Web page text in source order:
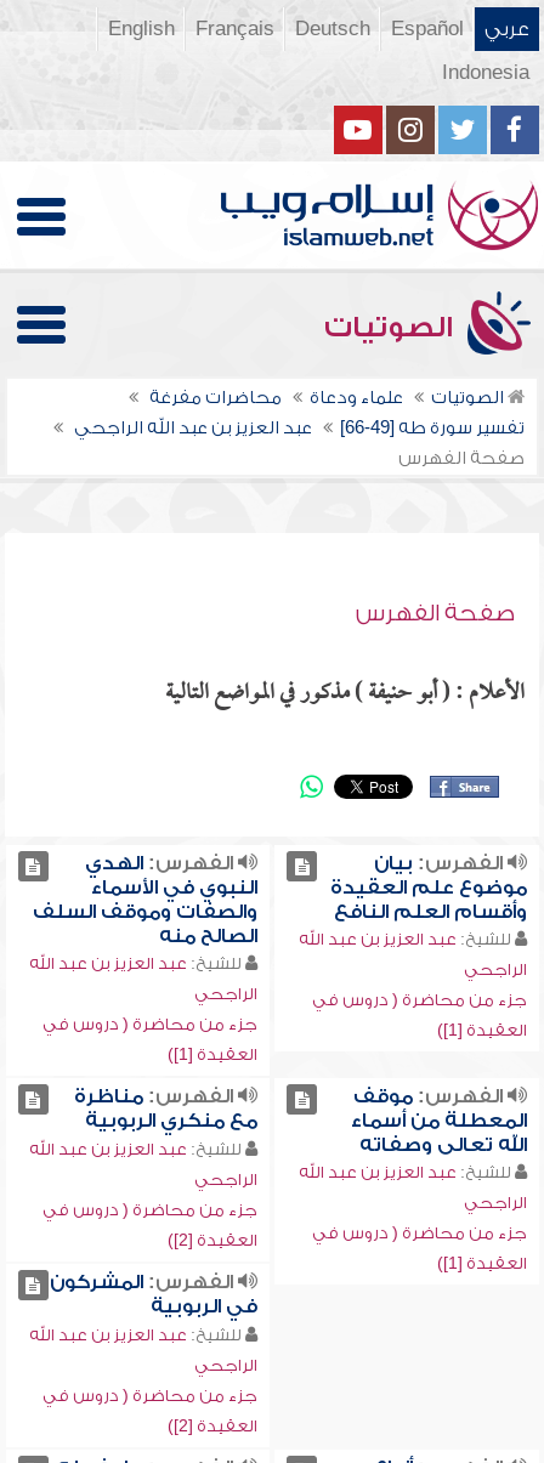
عربي Español
Deutsch
Français
English
Indonesia
الصوتيات
الصوتيات علماء ودعاة
محاضرات مفرغة
تفسير سورة طه [49-66]
عبد العزيز بن عبد الله الراجحي
صفحة الفهرس
صفحة الفهرس
الأعلام : ( أبو حنيفة ) مذكور في المواضع التالية
الفهرس: بيان
موضوع علم العقيدة
وأقسام العلم النافع
للشيخ: عبد العزيز بن عبد الله
الراجحي
جزء من محاضرة ( دروس في
العقيدة [1])
الفهرس:الهدي
النبوي في الأسماء
والصفات وموقف السلف
الصالح منه
للشيخ: عبد العزيز بن عبد الله
الراجحي
جزء من محاضرة ( دروس في
العقيدة [1])
الفهرس:موقف
المعطلة من أسماء
الله تعالى وصفاته
للشيخ: عبد العزيز بن عبد الله
الراجحي
جزء من محاضرة ( دروس في
العقيدة [1])
الفهرس:مناظرة
مع منكري الربوبية
للشيخ: عبد العزيز بن عبد الله
الراجحي
جزء من محاضرة ( دروس في
العقيدة [2])
الفهرس:المشركون
في الربوبية
للشيخ: عبد العزيز بن عبد الله
الراجحي
جزء من محاضرة ( دروس في
العقيدة [2])